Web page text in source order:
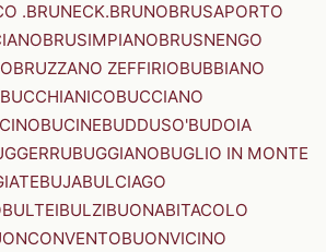
.BRUNECK.BRUNOBRUSAPORTO
BRUSIMPIANOBRUSNENGO
BRUZZANO ZEFFIRIOBUBBIANO
BUCCHIANICOBUCCIANO
BUCINEBUDDUSO'BUDOIA
BUGGIANOBUGLIO IN MONTE
BUJABULCIAGO
BULTEIBULZIBUONABITACOLO
BUONVICINO